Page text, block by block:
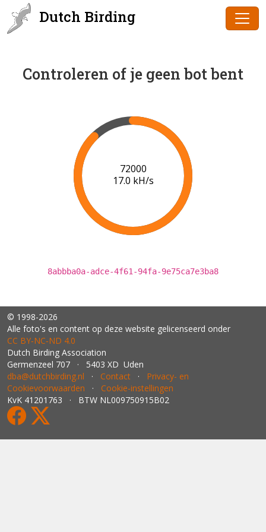
Dutch Birding
Controleren of je geen bot bent
75000
17.1 kH/s
8abbba0a-adce-4f61-94fa-9e75ca7e3ba8
© 1998-2026
Alle foto's en content op deze website gelicenseerd onder
CC BY‑NC‑ND 4.0
Dutch Birding Association
Germenzeel 707 · 5403 XD Uden
dba@dutchbirding.nl · Contact · Privacy- en
Cookievoorwaarden · Cookie-instellingen
KvK 41201763 · BTW NL009750915B02